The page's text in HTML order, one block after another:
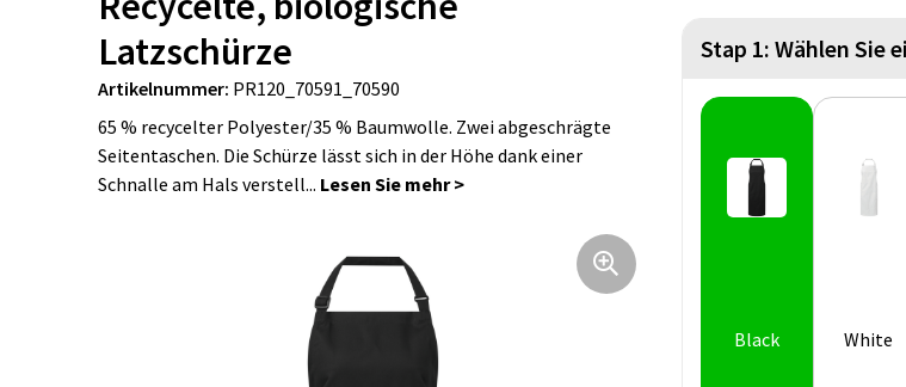
Latzschürze
Artikelnummer: PR120_70591_70590
65 % recycelter Polyester/35 % Baumwolle. Zwei abgeschrägte
Seitentaschen. Die Schürze lässt sich in der Höhe dank einer
Schnalle am Hals verstell...
Stap 1: Wählen Sie
Black White